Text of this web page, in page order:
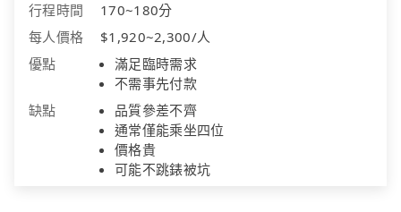
行程時間
170~180分
每人價格
$1,920~2,300/人
優點
滿足臨時需求
不需事先付款
缺點
品質參差不齊
通常僅能乘坐四位
價格貴
可能不跳錶被坑